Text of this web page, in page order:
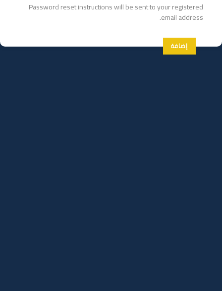
Password reset instructions will be sent to your registered
email address.